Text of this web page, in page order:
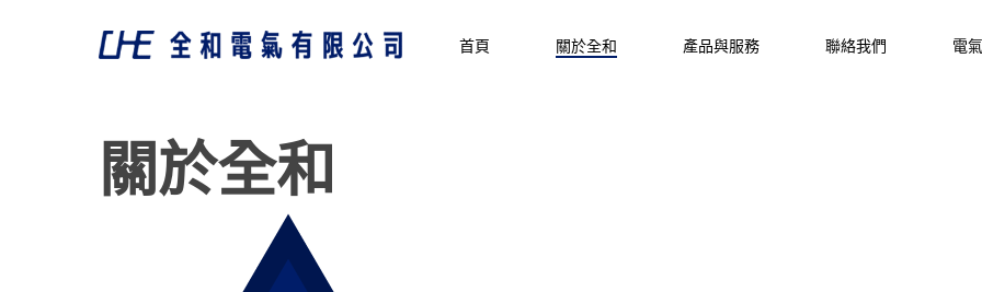
首頁 關於全和 產品與服務 聯絡我們 電
關於全和